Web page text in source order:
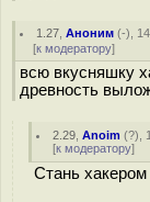
1.27 ,Аноним (-),
[к модератору]
всю вкусняшку
древность
2.29 ,Anoim (?),
[к модератору]
Стань